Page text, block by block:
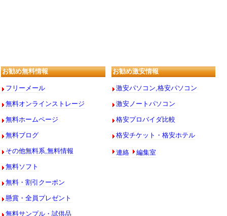
お勧め無料情報
フリーメール
無料オンラインストレージ
無料ホームページ
無料ブログ
その他無料系,無料情報
無料ソフト
無料・割引クーポン
懸賞・全員プレゼント
無料サンプル・試供品
お勧め激安情報
激安パソコン,格安パソコン
激安ノートパソコン
格安プロバイダ比較
格安チケット・格安ホテル
連絡 編集室